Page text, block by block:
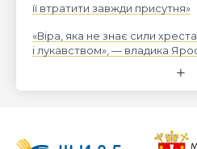
її втратити завжди присутня»
«Віра, яка не знає сили
і лукавством», — владика